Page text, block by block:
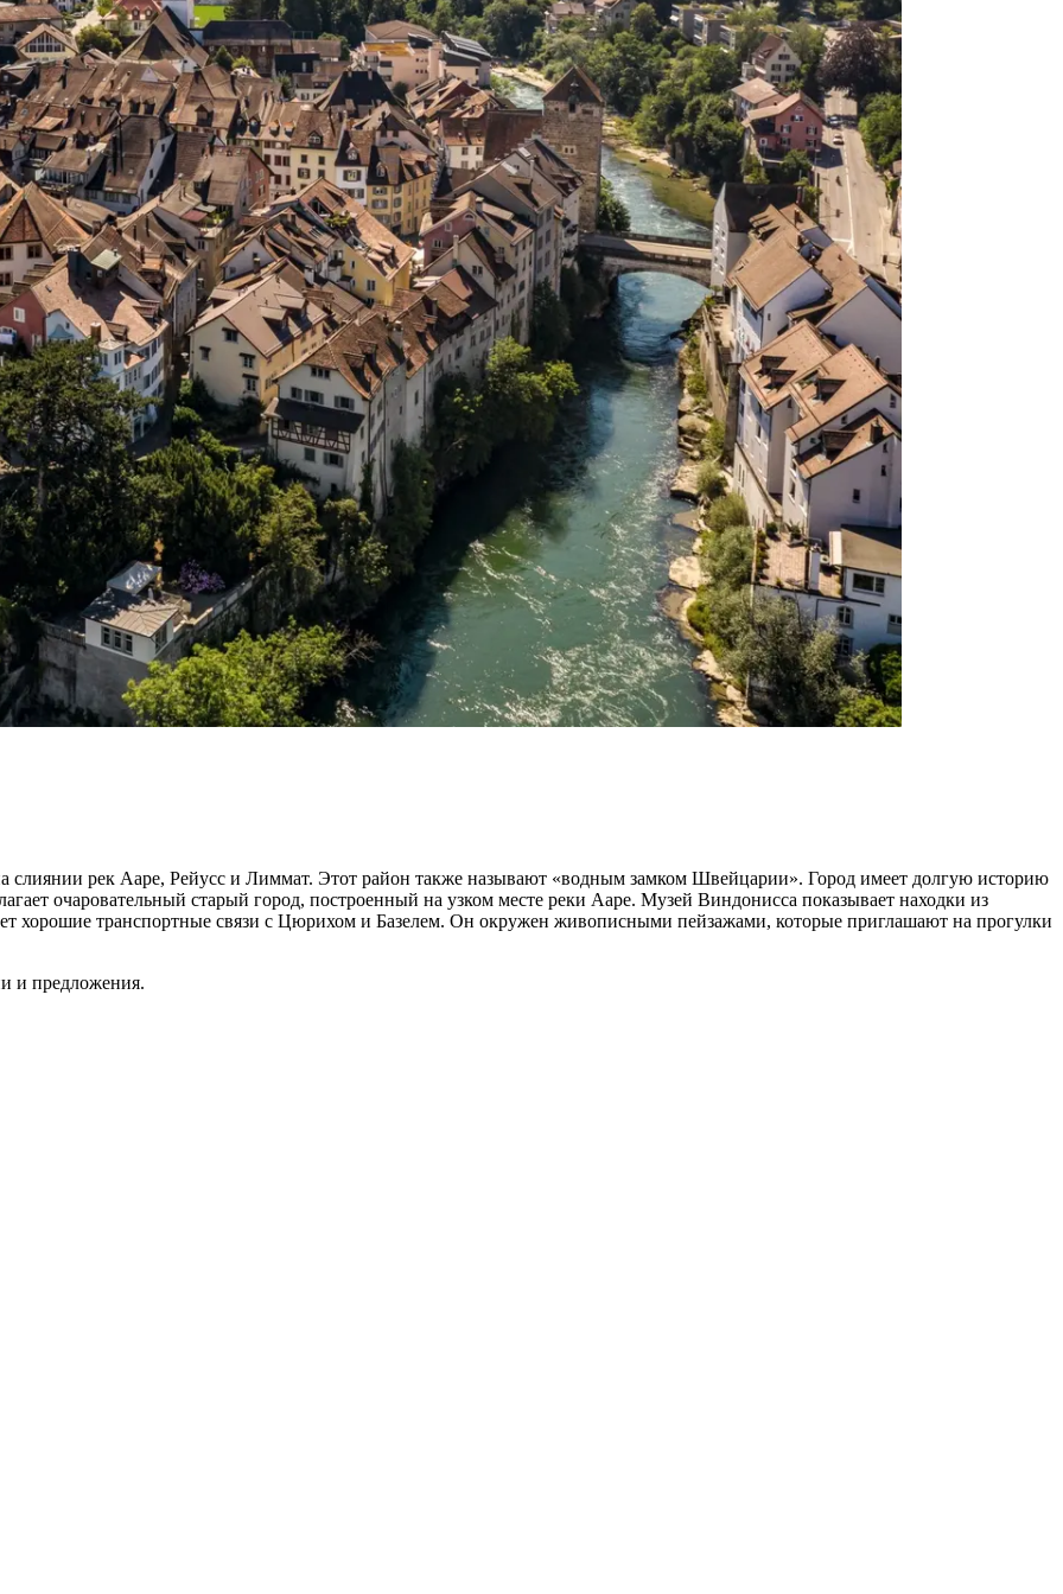
слиянии рек Ааре, Рейусс и Лиммат. Этот район также называют «водным замком Швейцарии». Город имеет долгую историю
очаровательный старый город, построенный на узком месте реки Ааре. Музей Виндонисса показывает находки из
хорошие транспортные связи с Цюрихом и Базелем. Он окружен живописными пейзажами, которые приглашают на прогулки
и предложения.